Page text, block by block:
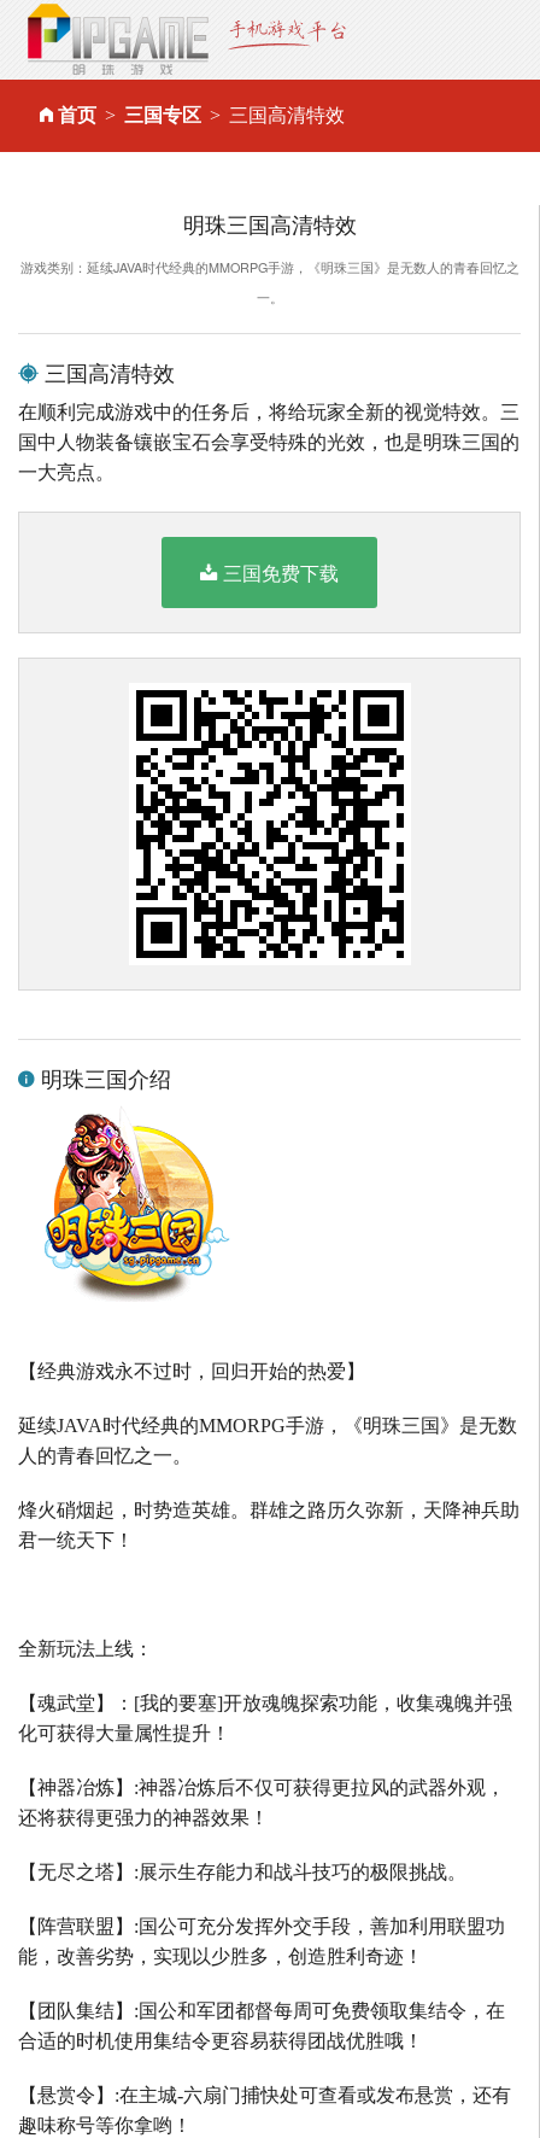
首页 三国专区 三国高清特效
明珠三国高清特效
游戏类别：延续JAVA时代经典的MMORPG手游，《明珠三国》是无数人的青春回忆之
一。
三国高清特效
在顺利完成游戏中的任务后，将给玩家全新的视觉特效。三
国中人物装备镶嵌宝石会享受特殊的光效，也是明珠三国的
一大亮点。
三国免费下载
明珠三国介绍
【经典游戏永不过时，回归开始的热爱】
延续JAVA时代经典的MMORPG手游，《明珠三国》是无数
人的青春回忆之一。
烽火硝烟起，时势造英雄。群雄之路历久弥新，天降神兵助
君一统天下！
全新玩法上线：
【魂武堂】： [我的要塞]开放魂魄探索功能，收集魂魄并强
化可获得大量属性提升！
【神器冶炼】 :神器冶炼后不仅可获得更拉风的武器外观，
还将获得更强力的神器效果！
【无尽之塔】 :展示生存能力和战斗技巧的极限挑战。
【阵营联盟】 :国公可充分发挥外交手段，善加利用联盟功
能，改善劣势，实现以少胜多，创造胜利奇迹！
【团队集结】 :国公和军团都督每周可免费领取集结令，在
合适的时机使用集结令更容易获得团战优胜哦！
【悬赏令】 :在主城-六扇门捕快处可查看或发布悬赏，还有
趣味称号等你拿哟！